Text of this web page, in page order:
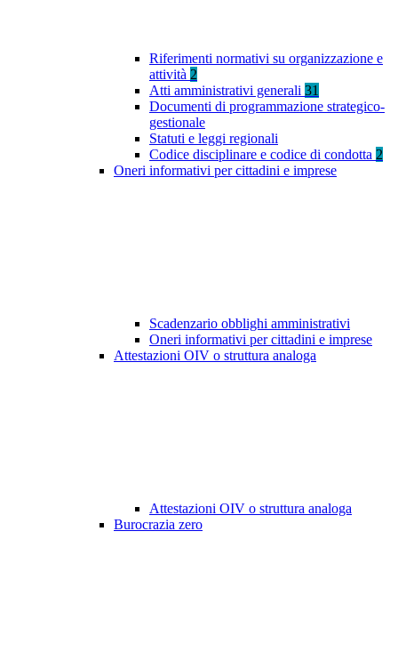
Riferimenti normativi su organizzazione e
attività 2
Atti amministrativi generali 31
Documenti di programmazione strategico-
gestionale
Statuti e leggi regionali
Codice disciplinare e codice di condotta 2
Oneri informativi per cittadini e imprese
Scadenzario obblighi amministrativi
Oneri informativi per cittadini e imprese
Attestazioni OIV o struttura analoga
Attestazioni OIV o struttura analoga
Burocrazia zero